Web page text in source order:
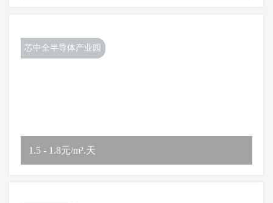
芯中全半导体产业园
1.5 - 1.8元/m².天